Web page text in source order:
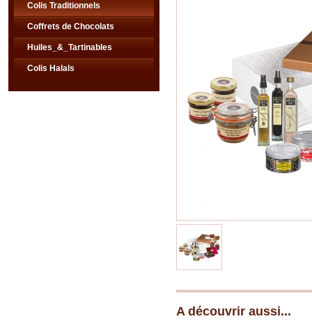
Colis Traditionnels
Coffrets de Chocolats
Huiles_&_Tartinables
Colis Halals
A découvrir aussi...